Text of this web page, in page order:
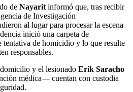
de Nayarit informó que, tras recibir
de Investigación
al lugar para procesar la escena
inició una carpeta de
de homicidio y lo que resulte
responsables.
y el lesionado Erik Saracho
médica— cuentan con custodia